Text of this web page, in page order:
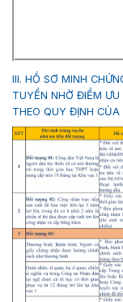
III. HỒ SƠ MINH
TUYỂN NHỜ ĐIỂM
THEO QUY ĐỊNH